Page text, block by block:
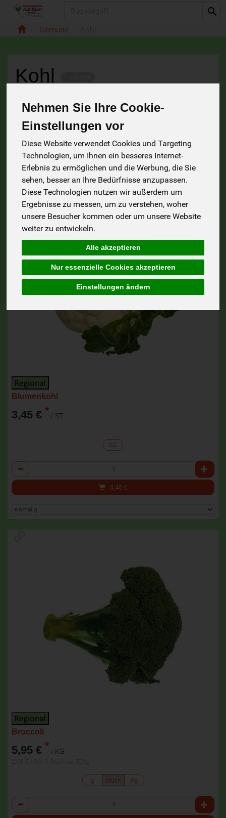
Nehmen Sie Ihre Cookie-
Einstellungen vor
Diese Website verwendet Cookies und Targeting
Technologien, um Ihnen ein besseres Internet-
Erlebnis zu ermöglichen und die Werbung, die Sie
sehen, besser an Ihre Bedürfnisse anzupassen.
Diese Technologien nutzen wir außerdem um
Ergebnisse zu messen, um zu verstehen, woher
unsere Besucher kommen oder um unsere Website
weiter zu entwickeln.
Alle akzeptieren
Nur essenzielle Cookies akzeptieren
Einstellungen ändern
Gemüse
Kohl
Hersteller Allergene
Blumenkohl
3,45 € * / ST
ST
Anzahl
3,45 €
Broccoli
5,95 € * / KG
g Stück Kg
Anzahl